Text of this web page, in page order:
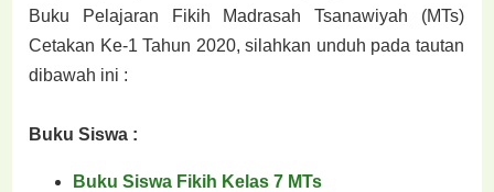
Buku Pelajaran Fikih Madrasah Tsanawiyah (MTs)
Cetakan Ke-1 Tahun 2020, silahkan unduh pada tautan
dibawah ini :
Buku Siswa :
Buku Siswa Fikih Kelas 7 MTs